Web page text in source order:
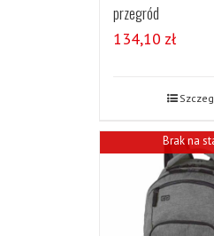
przegród
134,10 zł
Brak na